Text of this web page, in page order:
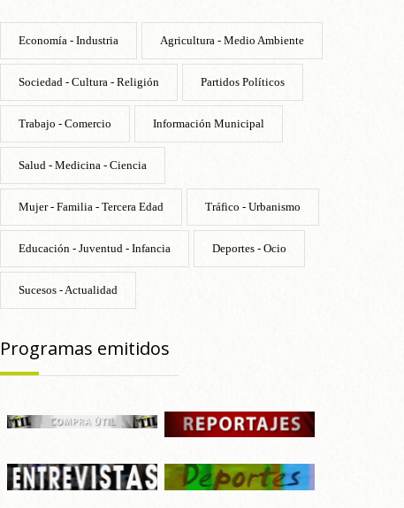
Economía - Industria Agricultura - Medio Ambiente
Sociedad - Cultura - Religión Partidos Políticos
Trabajo - Comercio Información Municipal
Salud - Medicina - Ciencia
Mujer - Familia - Tercera Edad Tráfico - Urbanismo
Educación - Juventud - Infancia Deportes - Ocio
Sucesos - Actualidad
Programas emitidos